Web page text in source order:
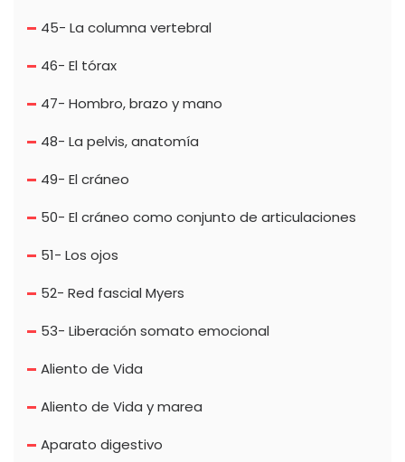
45- La columna vertebral
46- El tórax
47- Hombro, brazo y mano
48- La pelvis, anatomía
49- El cráneo
50- El cráneo como conjunto de articulaciones
51- Los ojos
52- Red fascial Myers
53- Liberación somato emocional
Aliento de Vida
Aliento de Vida y marea
Aparato digestivo